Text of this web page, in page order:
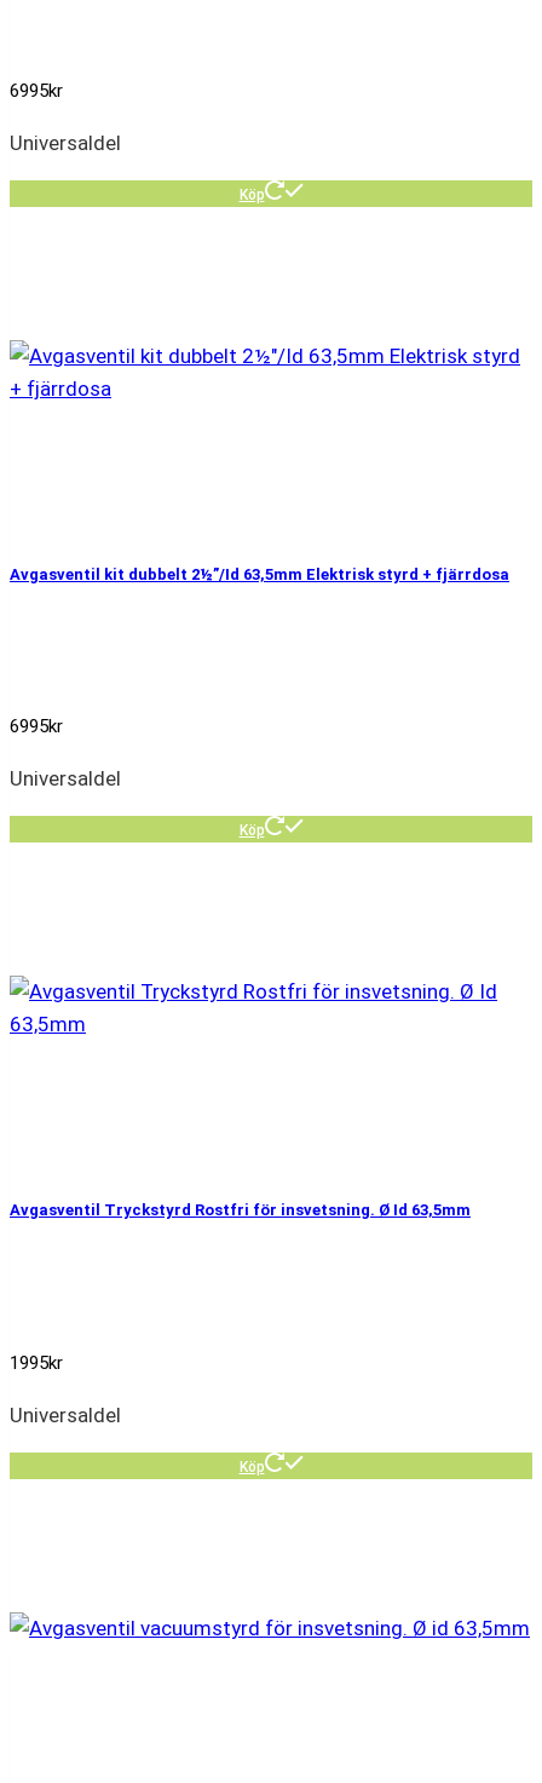
6995kr
Universaldel
Köp
Avgasventil kit dubbelt 2½”/Id 63,5mm Elektrisk styrd + fjärrdosa
6995kr
Universaldel
Köp
Avgasventil Tryckstyrd Rostfri för insvetsning. Ø Id 63,5mm
1995kr
Universaldel
Köp